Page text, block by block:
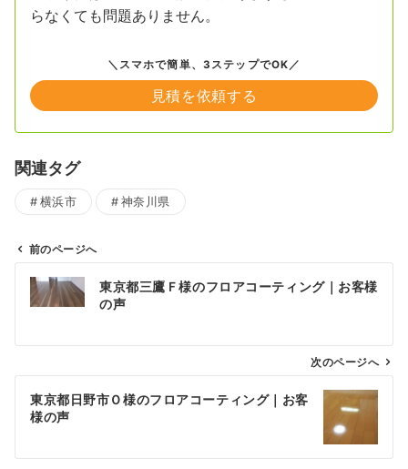
らなくても問題ありません。
＼スマホで簡単、3ステップでOK／
見積を依頼する
関連タグ
横浜市 神奈川県
ン
前のページへ
東京都三鷹Ｆ様のフロアコーティング｜お客様
の声
次のページへ
東京都日野市Ｏ様のフロアコーティング｜お客
様の声